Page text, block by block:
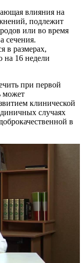
влияния на
подлежит
или во время
сечения.
в размерах,
на 16 недели
при первой
может
клинической
случаях
в